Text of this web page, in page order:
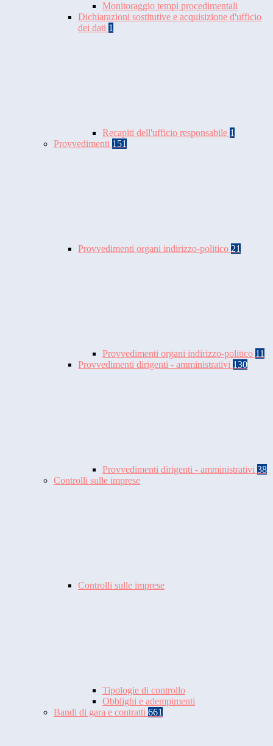
Monitoraggio tempi procedimentali
Dichiarazioni sostitutive e acquisizione d'ufficio
dei dati 1
Recapiti dell'ufficio responsabile 1
Provvedimenti 151
Provvedimenti organi indirizzo-politico 21
Provvedimenti organi indirizzo-politico 11
Provvedimenti dirigenti - amministrativi 130
Provvedimenti dirigenti - amministrativi 38
Controlli sulle imprese
Controlli sulle imprese
Tipologie di controllo
Obblighi e adempimenti
Bandi di gara e contratti 661